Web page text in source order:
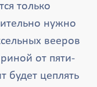
только
нужно
вееров
от пяти-
будет цеплять